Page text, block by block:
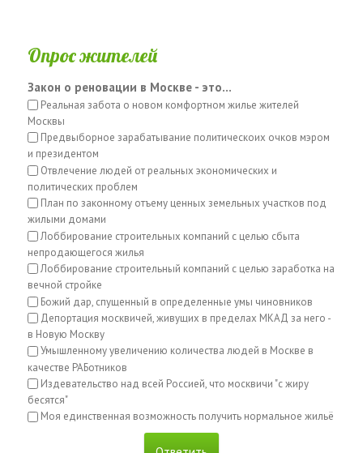
Опрос жителей
Закон о реновации в Москве - это...
Реальная забота о новом комфортном жилье жителей
Москвы
Предвыборное зарабатывание политическоих очков мэром
и президентом
Отвлечение людей от реальных экономических и
политических проблем
План по законному отъему ценных земельных участков под
жилыми домами
Лоббирование строительных компаний с целью сбыта
непродающегося жилья
Лоббирование строительный компаний с целью заработка на
вечной стройке
Божий дар, спущенный в определенные умы чиновников
Депортация москвичей, живущих в пределах МКАД за него -
в Новую Москву
Умышленному увеличению количества людей в Москве в
качестве РАБотников
Издевательство над всей Россией, что москвичи "с жиру
бесятся"
Моя единственная возможность получить нормальное жильё